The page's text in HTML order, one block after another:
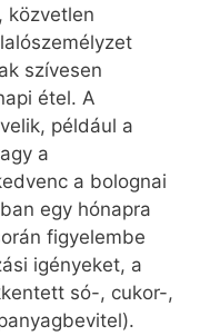
közvetlen
szívesen
étel. A
például a
a
a bolo­gnai
egy hónapra
figyelembe
igényeket, a
só-, cukor-,